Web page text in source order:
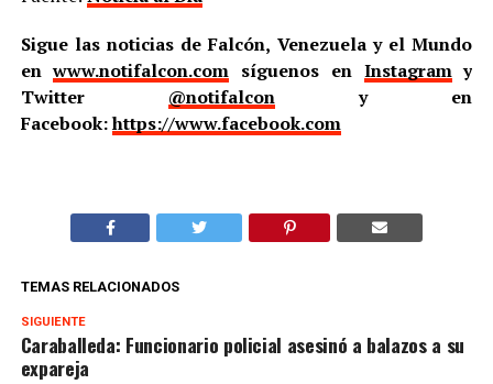
Sigue las noticias de Falcón, Venezuela y el Mundo
enwww.notifalcon.com síguenos en Instagramy
Twitter @notifalcony en
Facebook:https://www.facebook.com
TEMAS RELACIONADOS
SIGUIENTE
Caraballeda: Funcionario policial asesinó a balazos a su
expareja